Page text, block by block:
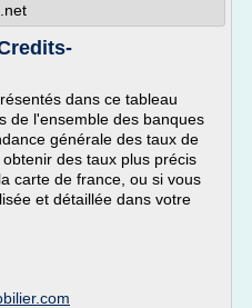
dans ce tableau
de l'ensemble des banques
générale des taux de
des taux plus précis
carte de france, ou si vous
et détaillée dans votre